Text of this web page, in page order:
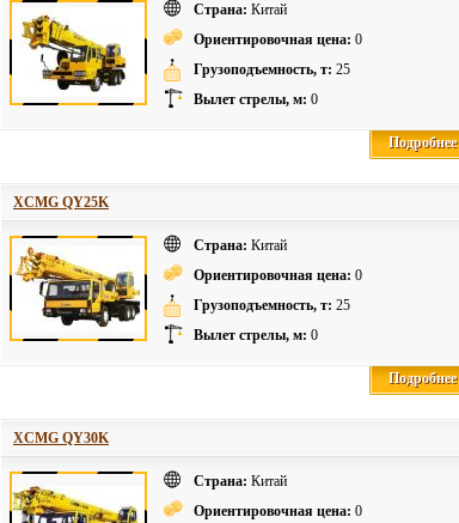
Страна: Китай
Ориентировочная цена: 0
Грузоподъемность, т: 25
Вылет стрелы, м: 0
Подробнее
Подробнее
XCMG QY25K
Страна: Китай
Ориентировочная цена: 0
Грузоподъемность, т: 25
Вылет стрелы, м: 0
Подробнее
Подробнее
XCMG QY30K
Страна: Китай
Ориентировочная цена: 0